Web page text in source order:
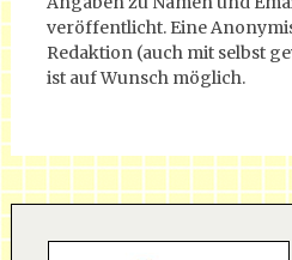
veröffentlicht. Eine
Redaktion (auch mit selbst
ist auf Wunsch möglich.